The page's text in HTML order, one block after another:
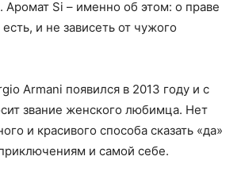
Si – именно об этом: о праве
и не зависеть от чужого
Armani появился в 2013 году и с
звание женского любимца. Нет
и красивого способа сказать «да»
и самой себе.